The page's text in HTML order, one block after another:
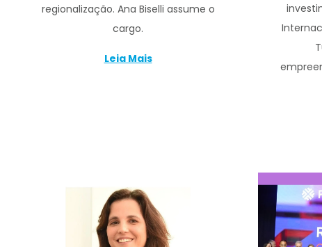
regionalização. Ana Biselli assume o
cargo.
Leia Mais